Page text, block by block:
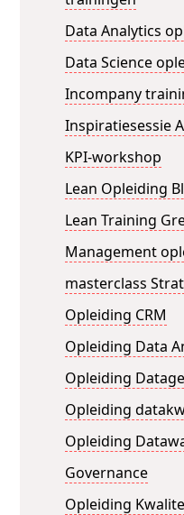
Data Analytics
Data Science
Incompany
Inspiratiesessie
KPI-workshop
Lean Opleiding
Lean Training
Management
masterclass
Opleiding CRM
Opleiding Data
Opleiding
Opleiding
Opleiding
Governance
Opleiding